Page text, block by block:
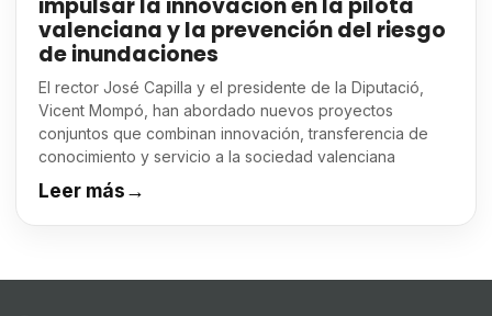
impulsar la innovación en la pilota
valenciana y la prevención del riesgo
de inundaciones
El rector José Capilla y el presidente de la Diputació,
Vicent Mompó, han abordado nuevos proyectos
conjuntos que combinan innovación, transferencia de
conocimiento y servicio a la sociedad valenciana
Leer más→